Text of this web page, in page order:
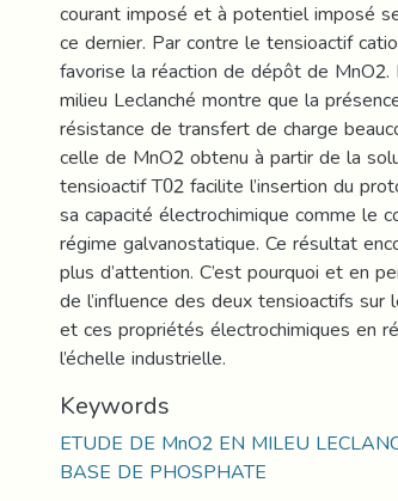
courant imposé et à potentiel imposé
ce dernier. Par contre le tensioactif
favorise la réaction de dépôt de MnO2.
milieu Leclanché montre que la
résistance de transfert de charge
celle de MnO2 obtenu à partir de la
tensioactif T02 facilite l’insertion du
sa capacité électrochimique comme le
régime galvanostatique. Ce résultat
plus d’attention. C’est pourquoi et en
de l’influence des deux tensioactifs
et ces propriétés électrochimiques en
l’échelle industrielle.
Keywords
ETUDE DE MnO2 EN MILEU
BASE DE PHOSPHATE